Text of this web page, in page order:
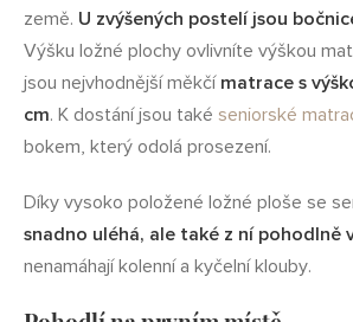
země. U zvýšených postelí jsou
Výšku ložné plochy ovlivníte výškou
jsou nejvhodnější měkčí matrace s
cm. K dostání jsou také seniorské
bokem, který odolá prosezení.
Díky vysoko položené ložné ploše se
snadno uléhá, ale také z ní pohodlně
nenamáhají kolenní a kyčelní klouby.